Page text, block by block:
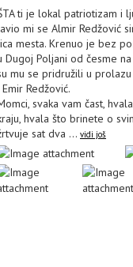
ti je lokal patriotizam i
mi se Almir Redžović
mesta. Krenuo je bez
Dugoj Poljani od česme
mu se pridružili u
Redžović.
svaka vam čast,
hvala što brinete o
sat dva ... vidi još